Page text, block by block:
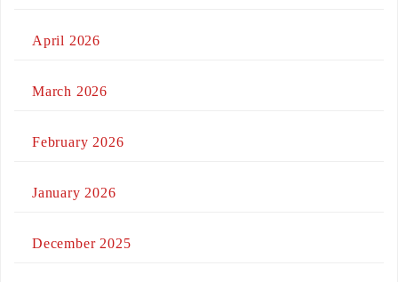
April 2026
March 2026
February 2026
January 2026
December 2025